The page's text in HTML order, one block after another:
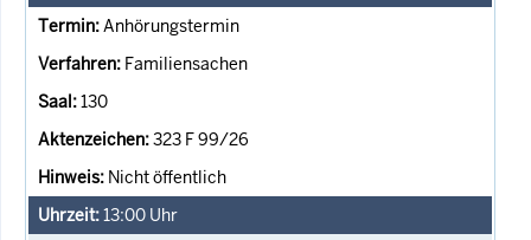
Anhörungstermin
Familiensachen
130
323 F 99/26
Nicht öffentlich
13:00 Uhr